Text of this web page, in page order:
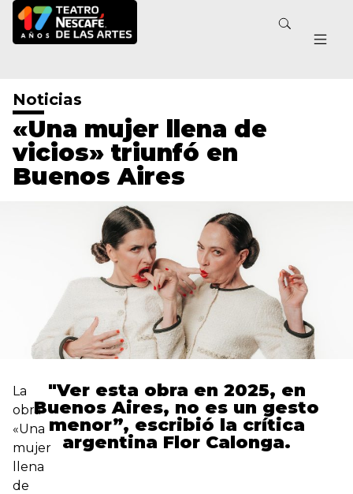
Noticias
«Una mujer llena de
vicios» triunfó en
Buenos Aires
La
obra
«Una
mujer
llena
de
"Ver esta obra en 2025, en
Buenos Aires, no es un gesto
menor”, escribió la crítica
argentina Flor Calonga.